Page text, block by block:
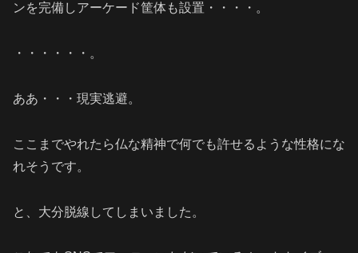
ンを完備しアーケード筐体も設置・・・・。
・・・・・・。
ああ・・・現実逃避。
ここまでやれたら仏な精神で何でも許せるような性格にな
れそうです。
と、大分脱線してしまいました。